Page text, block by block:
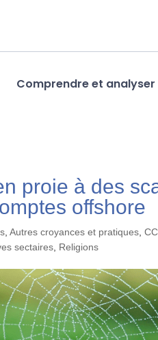
Comprendre et analyser
proie à des
offshore
,Autres croyances et pratiques ,
sectaires Religions